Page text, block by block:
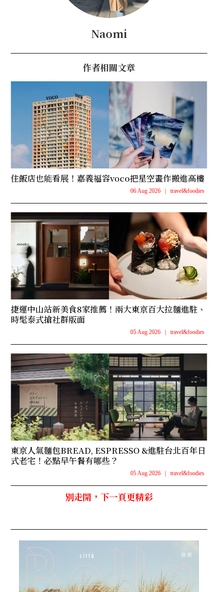
Naomi
作者相關文章
住飯店也能看展！嘉義福容voco把星空畫作搬進高樓
06 Aug 2026 travel&foodies
捷運中山站新美食8家推薦！兩大東京百大拉麵進駐、
時髦泰式搶社群版面
05 Aug 2026 travel&foodies
東京人氣麵包BREAD, ESPRESSO &進駐台北百年日
式老宅！必點早午餐有哪些？
05 Aug 2026 travel&foodies
別走開，下一頁更精彩